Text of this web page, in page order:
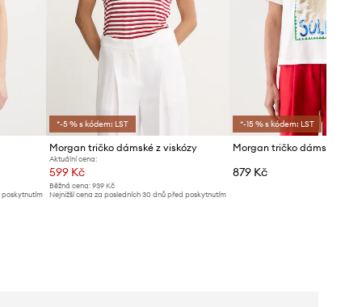
poskytnutím
*-5 % s kódem: LST
Morgan tričko dámské z viskózy
Aktuální cena:
599 Kč
Běžná cena:939 Kč
Nejnižší cena za posledních 30 dnů před poskytnutím
*-15 % s kódem: LST
879 Kč